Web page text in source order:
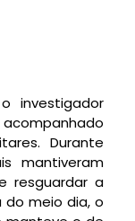
investigador
Durante
mantiveram
resguardar a
do meio dia, o